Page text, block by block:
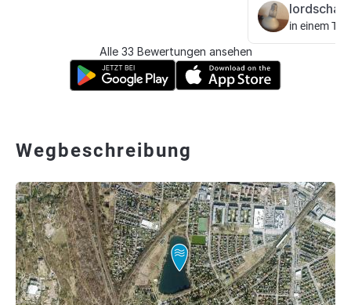
in einem Tag
Alle 33 Bewertungen ansehen
Wegbeschreibung